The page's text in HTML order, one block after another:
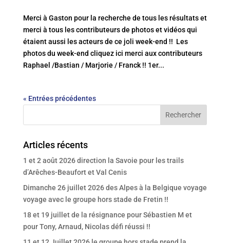
Merci à Gaston pour la recherche de tous les résultats et
merci à tous les contributeurs de photos et vidéos qui
étaient aussi les acteurs de ce joli week-end !! Les
photos du week-end cliquez ici merci aux contributeurs
Raphael /Bastian / Marjorie / Franck !! 1er...
« Entrées précédentes
Articles récents
1 et 2 août 2026 direction la Savoie pour les trails
d’Arêches-Beaufort et Val Cenis
Dimanche 26 juillet 2026 des Alpes à la Belgique voyage
voyage avec le groupe hors stade de Fretin !!
18 et 19 juillet de la résignance pour Sébastien M et
pour Tony, Arnaud, Nicolas défi réussi !!